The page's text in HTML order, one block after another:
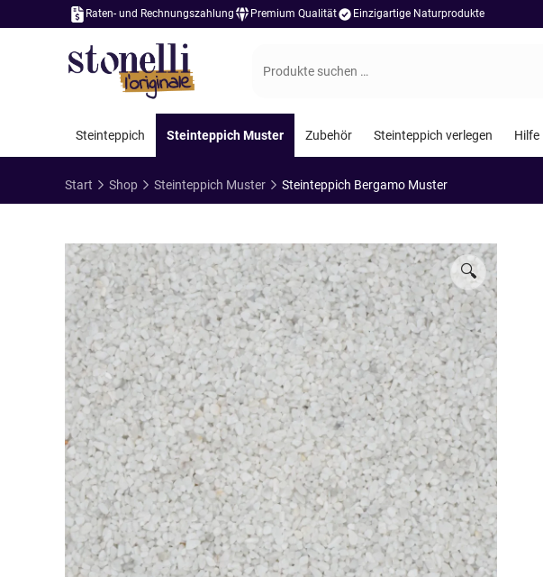
Raten- und Rechnungszahlung Premium Qualität Einzigartige Naturprodukte
Suchen
Steinteppich Steinteppich Muster Zubehör Steinteppich verlegen Hilfe
Start Shop Steinteppich Muster Steinteppich Bergamo Muster
🔍